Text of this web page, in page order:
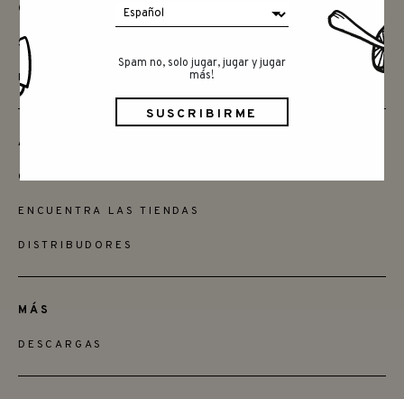
Spam no, solo jugar, jugar y jugar
más!
CONTACTAR
SAY HELLO
INSTAGRAM
AMIGOS
QUIERES SER MINORISTA
ENCUENTRA LAS TIENDAS
DISTRIBUDORES
MÁS
DESCARGAS